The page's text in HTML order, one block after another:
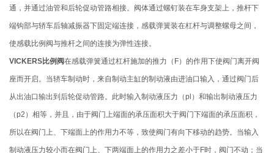
通，并通过油管和后轮促动管路相接。阀体通过螺钉装在车身支架上，推杆下
端钩部与轿车后轴减振器下固定端连接，感载弹簧装在杠杆与调整螺母之间，
使感载比例阀与推杆之间的连接为弹性连接。
VICKERS比例阀在感载弹簧通过杠杆施加的推力（F）的作用下使阀门离开阀
座而开启。当轿车制动时，来自制动主缸的制动液由进油口输入，通过阀门后
从出油口输出到后轮促动管路。此时输入制动液压力（pl）和输出制动液压力
（p2）相等，并且，由于阀门上端面的承压面积大于阀门下端面的承压面积，
所以在阀门上、下端面上的作用力不等，致使阀门有向下移动的趋势。当输入
制动液压力较小而在阀门上、下两端面上的作用力之差小于F时，阀门不动；当